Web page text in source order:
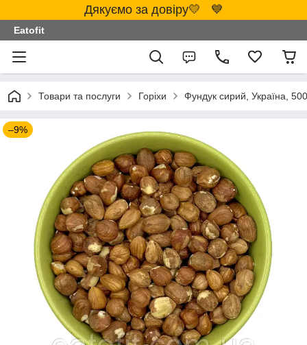
Дякуємо за довіру💛 💙
Eatofit
Товари та послуги Горіхи Фундук сирий, Україна,
–9%